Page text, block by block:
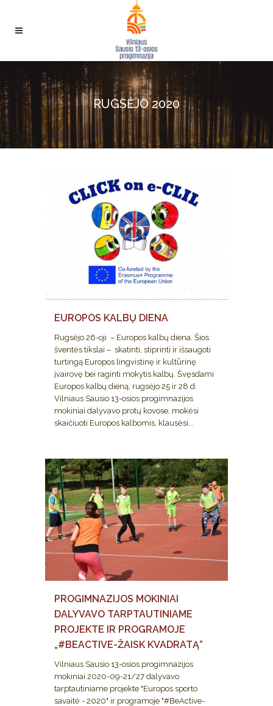
RUGSĖJO 2020
EUROPOS KALBŲ DIENA
Rugsėjo 26-oji – Europos kalbų diena. Šios
šventės tikslai – skatinti, stiprinti ir išsaugoti
turtingą Europos lingvistinę ir kultūrinę
įvairovę bei raginti mokytis kalbų. Švęsdami
Europos kalbų dieną, rugsėjo 25 ir 28 d.
Vilniaus Sausio 13-osios progimnazijos
mokiniai dalyvavo protų kovose, mokėsi
skaičiuoti Europos kalbomis, klausėsi...
PROGIMNAZIJOS MOKINIAI
DALYVAVO TARPTAUTINIAME
PROJEKTE IR PROGRAMOJE
„#BEACTIVE-ŽAISK KVADRATĄ”
Vilniaus Sausio 13-osios progimnazijos
mokiniai 2020-09-21/27 dalyvavo
tarptautiniame projekte "Europos sporto
savaitė - 2020" ir programoje "#BeActive-